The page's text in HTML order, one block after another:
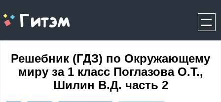
gitem.me
Решебник (ГДЗ) по Окружающему
миру за 1 класс Поглазова О.Т.,
Шилин В.Д. часть 2